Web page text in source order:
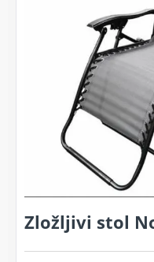
Zložljivi stol